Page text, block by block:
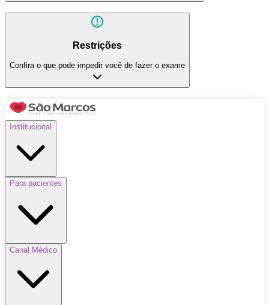
Restrições
Confira o que pode impedir você de fazer o exame
Institucional
Para pacientes
Canal Médico